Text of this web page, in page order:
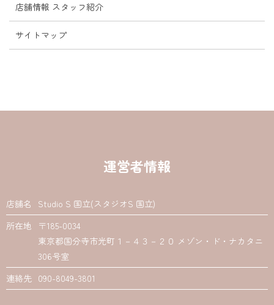
店舗情報 スタッフ紹介
サイトマップ
運営者情報
店舗名
Studio S 国立(スタジオS 国立)
所在地
〒185-0034
東京都国分寺市光町１－４３－２０ メゾン・ド・ナカタニ
306号室
連絡先 090-8049-3801